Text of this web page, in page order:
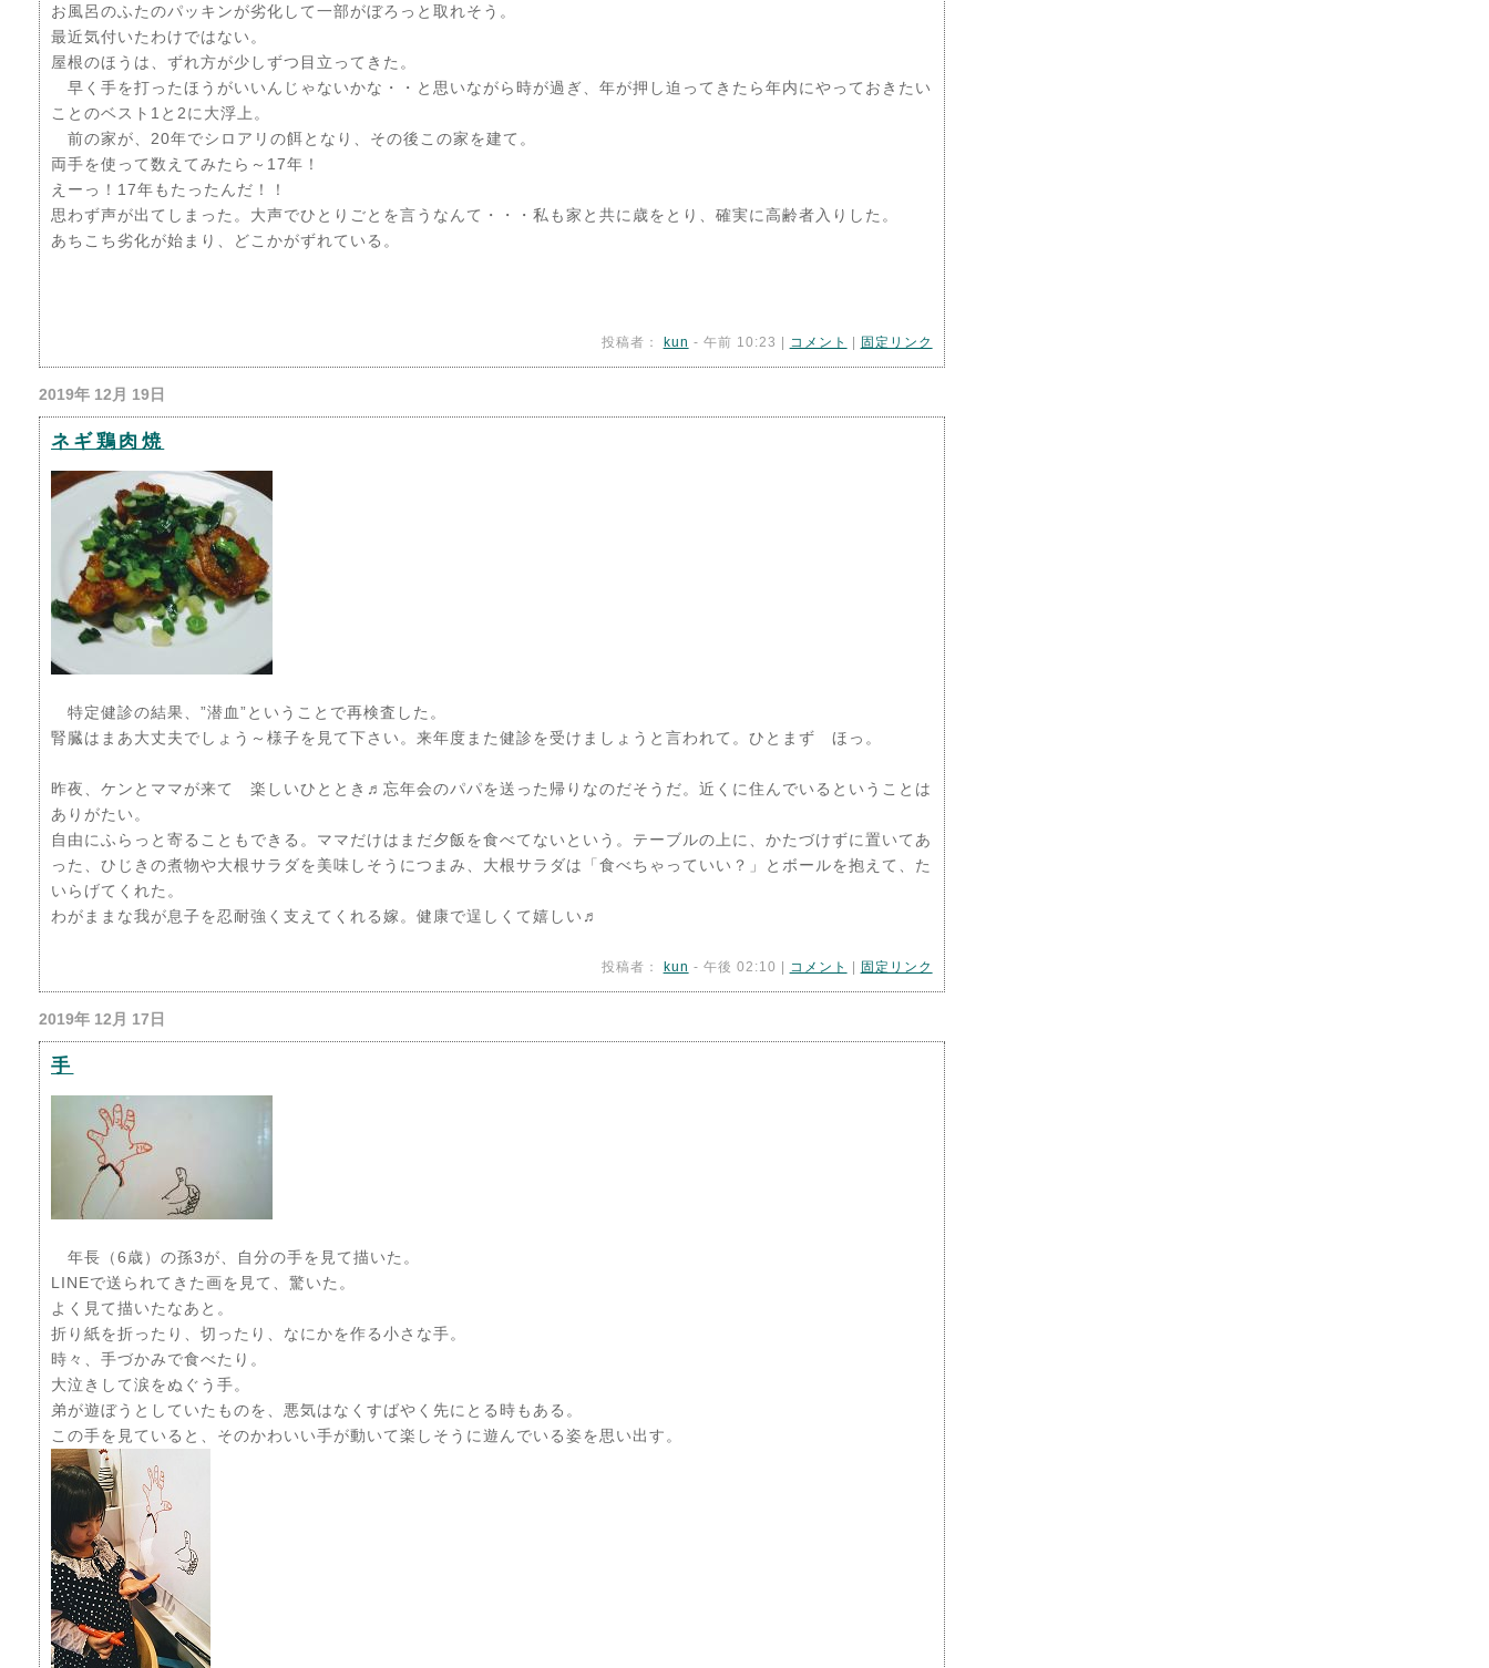
お風呂のふたのパッキンが劣化して一部がぼろっと取れそう。
最近気付いたわけではない。
屋根のほうは、ずれ方が少しずつ目立ってきた。
早く手を打ったほうがいいんじゃないかな・・と思いながら時が過ぎ、年が押し迫ってきたら年内にやっておきたい
ことのベスト1と2に大浮上。
前の家が、20年でシロアリの餌となり、その後この家を建て。
両手を使って数えてみたら～17年！
えーっ！17年もたったんだ！！
思わず声が出てしまった。大声でひとりごとを言うなんて・・・私も家と共に歳をとり、確実に高齢者入りした。
あちこち劣化が始まり、どこかがずれている。
投稿者： kun - 午前 10:23 | コメント 固定リンク
2019年 12月 19日
ネギ鶏肉焼
特定健診の結果、”潜血”ということで再検査した。
腎臓はまあ大丈夫でしょう～様子を見て下さい。来年度また健診を受けましょうと言われて。ひとまず ほっ。
昨夜、ケンとママが来て 楽しいひととき♬忘年会のパパを送った帰りなのだそうだ。近くに住んでいるということは
ありがたい。
自由にふらっと寄ることもできる。ママだけはまだ夕飯を食べてないという。テーブルの上に、かたづけずに置いてあ
った、ひじきの煮物や大根サラダを美味しそうにつまみ、大根サラダは「食べちゃっていい？」とボールを抱えて、た
いらげてくれた。
わがままな我が息子を忍耐強く支えてくれる嫁。健康で逞しくて嬉しい♬
投稿者： kun - 午後 02:10 | コメント 固定リンク
2019年 12月 17日
手
年長（6歳）の孫3が、自分の手を見て描いた。
LINEで送られてきた画を見て、驚いた。
よく見て描いたなあと。
折り紙を折ったり、切ったり、なにかを作る小さな手。
時々、手づかみで食べたり。
大泣きして涙をぬぐう手。
弟が遊ぼうとしていたものを、悪気はなくすばやく先にとる時もある。
この手を見ていると、そのかわいい手が動いて楽しそうに遊んでいる姿を思い出す。